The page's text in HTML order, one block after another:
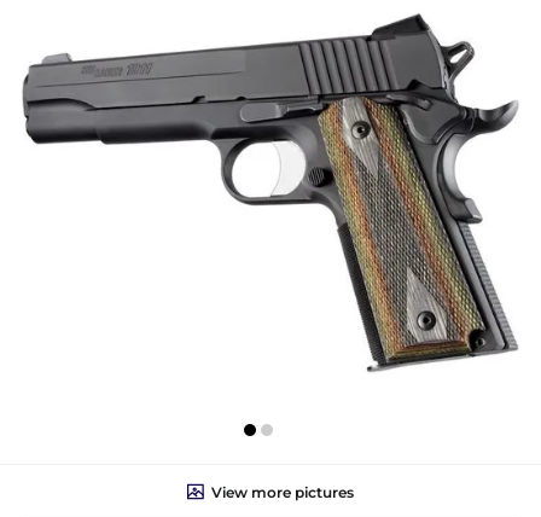
View more pictures